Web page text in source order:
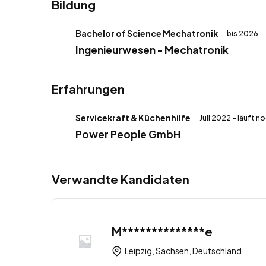
Bildung
Bachelor of Science Mechatronik bis 2026
Ingenieurwesen - Mechatronik
Erfahrungen
Servicekraft & Küchenhilfe Juli 2022 - läuft
Power People GmbH
Verwandte Kandidaten
M**************e
Leipzig, Sachsen, Deutschland